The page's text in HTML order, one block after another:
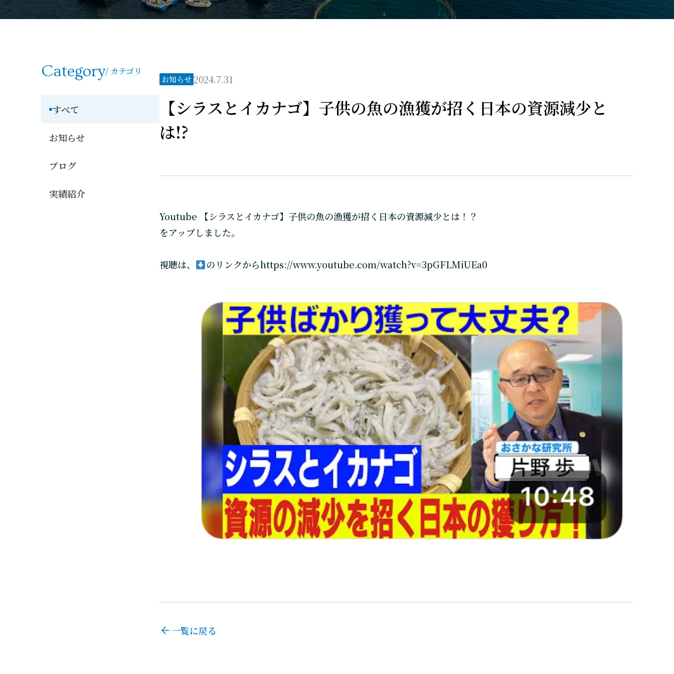
Category/ カテゴリ
すべて
お知らせ
ブログ
実績紹介
お知らせ 2024.7.31
【シラスとイカナゴ】子供の魚の漁獲が招く日本の資源減少と
は!?
Youtube 【シラスとイカナゴ】子供の魚の漁獲が招く日本の資源減少とは！？
をアップしました。
視聴は、 のリンクからhttps://www.youtube.com/watch?v=3pGFLMiUEa0
一覧に戻る